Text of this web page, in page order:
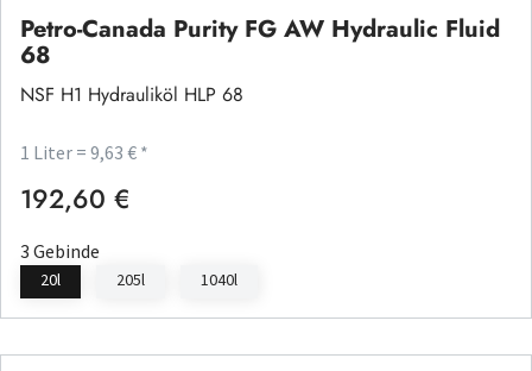
Petro-Canada Purity FG AW Hydraulic Fluid
68
NSF H1 Hydrauliköl HLP 68
1 Liter = 9,63 € *
Regulärer Preis:
192,60 €
3 Gebinde
20l 205l 1040l